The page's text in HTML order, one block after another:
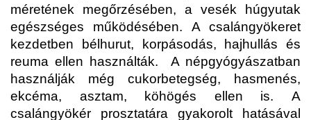
méretének megőrzésében, a vesék húgyutak
egészséges működésében. A csalángyökeret
kezdetben bélhurut, korpásodás, hajhullás és
reuma ellen használták. A népgyógyászatban
használják még cukorbetegség, hasmenés,
ekcéma, asztam, köhögés ellen is. A
csalángyökér prosztatára gyakorolt hatásával